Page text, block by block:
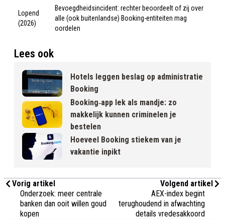
Lopend
(2026)
Bevoegdheidsincident: rechter beoordeelt of zij over
alle (ook buitenlandse) Booking-entiteiten mag
oordelen
Lees ook
Hotels leggen beslag op administratie
Booking
Booking‑app lek als mandje: zo
makkelijk kunnen criminelen je
bestelen
Hoeveel Booking stiekem van je
vakantie inpikt
Vorig artikel
Onderzoek: meer centrale
banken dan ooit willen goud
kopen
Volgend artikel
AEX-index begint
terughoudend in afwachting
details vredesakkoord